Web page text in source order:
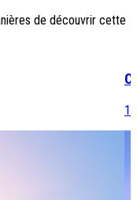
de découvrir cette
1